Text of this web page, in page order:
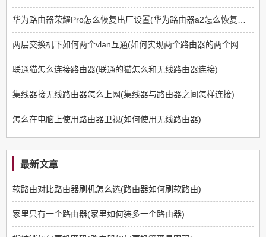
联通猫怎么连接路由器(联通的猫怎么和无线路由器连接)
集线器接无线路由器怎么上网(集线器与路由器之间怎样连接)
怎么在电脑上使用路由器卫视(如何使用无线路由器)
最新文章
软路由对比路由器刷机怎么选(路由器如何刷软路由)
家里只有一个路由器(家里如何装多一个路由器)